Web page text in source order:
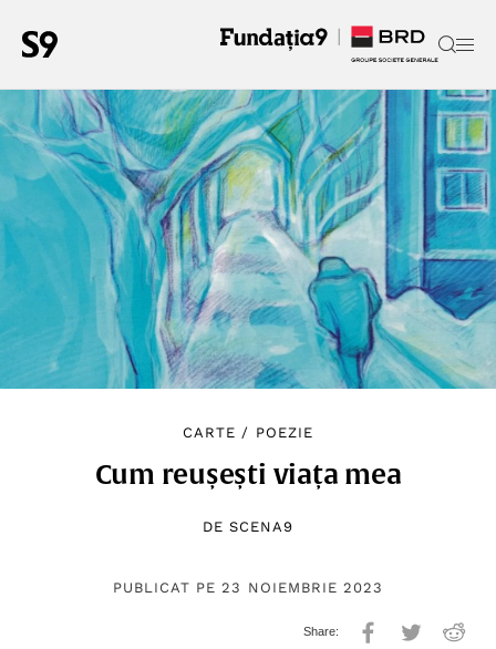
CARTE / POEZIE
Cum reușești viața mea
DE SCENA9
PUBLICAT PE 23 NOIEMBRIE 2023